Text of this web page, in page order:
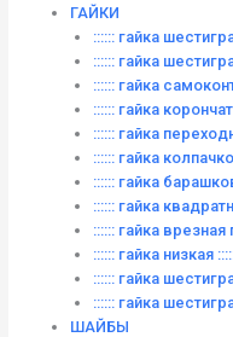
ГАЙКИ
:::::: гайка
:::::: гайка
:::::: гайка
:::::: гайка
:::::: гайка
:::::: гайка
:::::: гайка
:::::: гайка
:::::: гайка
:::::: гайка низкая
:::::: гайка
:::::: гайка
ШАЙБЫ